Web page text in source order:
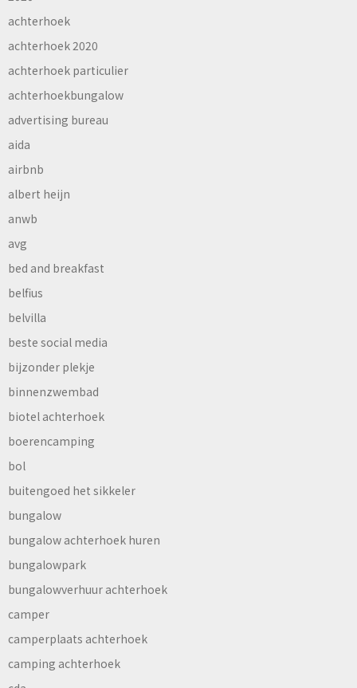
achterhoek
achterhoek 2020
achterhoek particulier
achterhoekbungalow
advertising bureau
aida
airbnb
albert heijn
anwb
avg
bed and breakfast
belfius
belvilla
beste social media
bijzonder plekje
binnenzwembad
biotel achterhoek
boerencamping
bol
buitengoed het sikkeler
bungalow
bungalow achterhoek huren
bungalowpark
bungalowverhuur achterhoek
camper
camperplaats achterhoek
camping achterhoek